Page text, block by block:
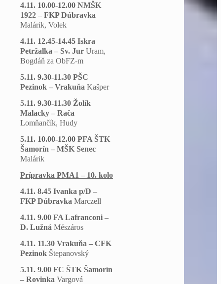
4.11. 10.00-12.00 NMŠK
1922 – FKP Dúbravka
Malárik, Volek
4.11. 12.45-14.45 Iskra
Petržalka – Sv. Jur Uram,
Bogdáň za ObFZ-m
5.11. 9.30-11.30 PŠC
Pezinok – Vrakuňa Kašper
5.11. 9.30-11.30 Žolík
Malacky – Rača
Lomňančík, Hudy
5.11. 10.00-12.00 PFA ŠTK
Šamorín – MŠK Senec
Malárik
Prípravka PMA1 – 10. kolo
4.11. 8.45 Ivanka p/D –
FKP Dúbravka Marczell
4.11. 9.00 FA Lafranconi –
D. Lužná Mészáros
4.11. 11.30 Vrakuňa – CFK
Pezinok Štepanovský
5.11. 9.00 FC ŠTK Šamorín
– Rovinka Vargová